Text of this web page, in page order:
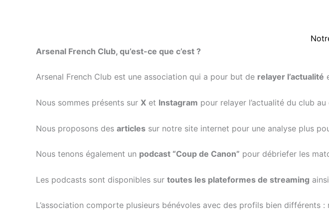
Arsenal French Club, qu’est-ce que c’est ?
Arsenal French Club est une association qui a pour but de relayer l’actualité
Nous sommes présents sur X et Instagram pour relayer l’actualité du club
Nous proposons des articles sur notre site internet pour une analyse plus
Nous tenons également un podcast “Coup de Canon” pour débriefer les
Les podcasts sont disponibles sur toutes les plateformes de streaming
L’association comporte plusieurs bénévoles avec des profils bien différents